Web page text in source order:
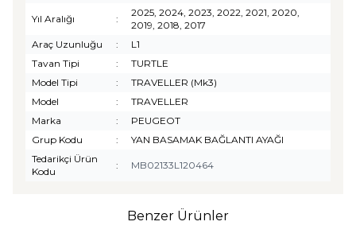
Yıl Aralığı :
2025, 2024, 2023, 2022, 2021, 2020,
2019, 2018, 2017
Araç Uzunluğu
:
L1
Tavan Tipi
:
TURTLE
Model Tipi
:
TRAVELLER (Mk3)
Model
:
TRAVELLER
Marka
:
PEUGEOT
Grup Kodu
:
YAN BASAMAK BAĞLANTI AYAĞI
Tedarikçi Ürün
Kodu
: MB02133L120464
Benzer Ürünler